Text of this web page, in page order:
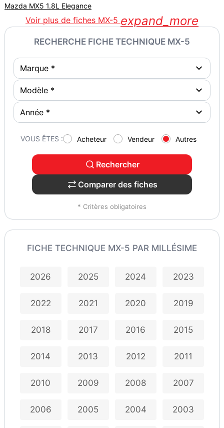
Mazda MX5 1.8L Elegance
Voir plus de fiches MX-5 expand_more
RECHERCHE FICHE TECHNIQUE MX-5
VOUS ÊTES : Acheteur Vendeur Autres
Rechercher
Comparer des fiches
* Critères obligatoires
FICHE TECHNIQUE MX-5 PAR MILLÉSIME
2026 2025 2024 2023
2022 2021 2020 2019
2018 2017 2016 2015
2014 2013 2012 2011
2010 2009 2008 2007
2006 2005 2004 2003